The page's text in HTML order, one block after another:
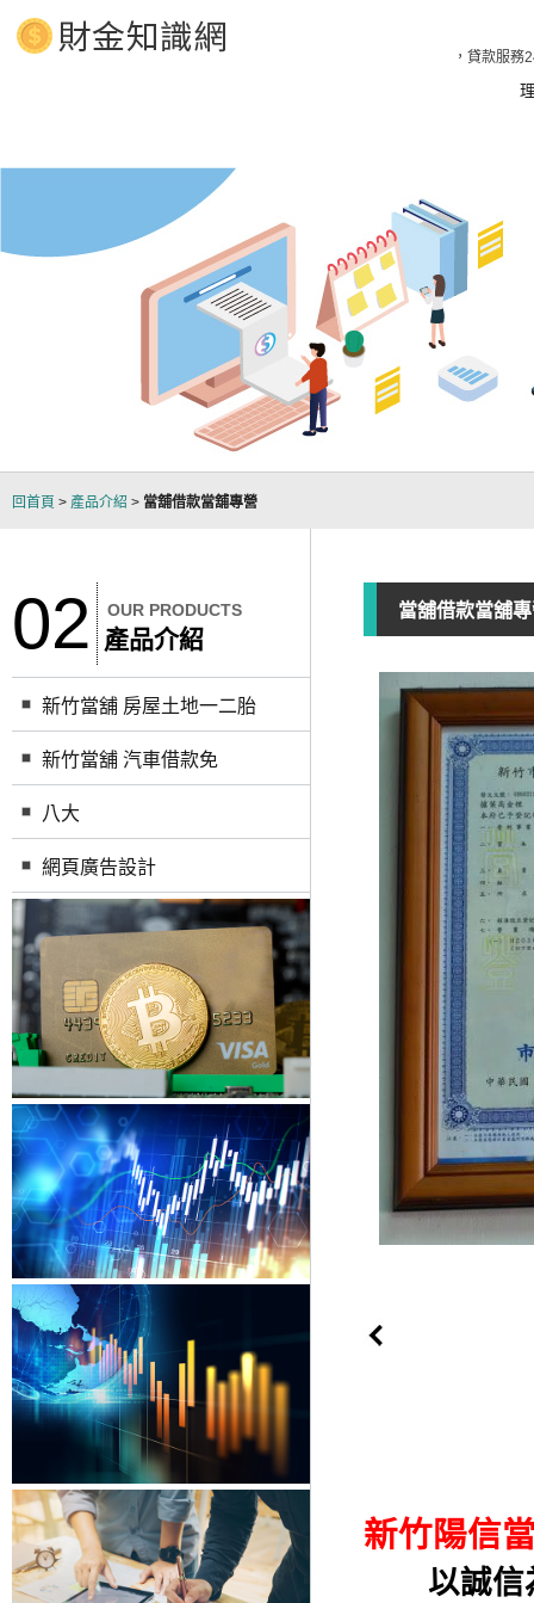
當舖、汽車借款、汽車借款 立即放款1分鐘預知額度，貸款服務
回首頁 > 產品介紹 > 當舖借款當舖專營
02 OUR PRODUCTS
產品介紹
新竹當舖 房屋土地一二胎
新竹當舖 汽車借款免
八大
網頁廣告設計
當舖借款當舖
新竹陽信
以誠信